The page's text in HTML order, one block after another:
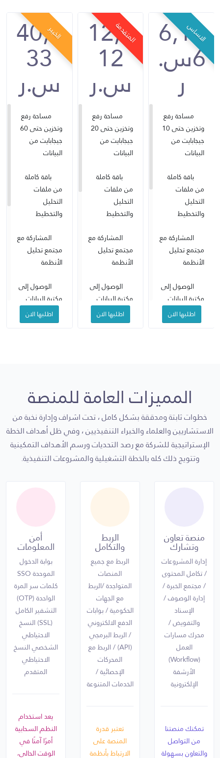
الاساس
6,18
6س.
ر
مساحة رفع
وتخزين حتى 10
جيجابايت من
البيانات
باقة كاملة
من ملفات
التحليل
والتخطيط
المشاركة مع
مجتمع تحليل
الأنظمة
الوصول إلى
مكتبة البيانات
العامة ومصادر
تحليل النظم
استشارين لإدارة
تحليل الأعمال
والنظام
ومطلوب
اطلبها الان
المتقدمة
12,0
12
س.ر
مساحة رفع
وتخزين حتى 20
جيجابايت من
البيانات
باقة كاملة
من ملفات
التحليل
والتخطيط
المشاركة مع
مجتمع تحليل
الأنظمة
الوصول إلى
مكتبة البيانات
العامة ومصادر
تحليل النظم
حتى 6
لتحليل الأعمال
والنظام
الدعم الفني
اطلبها الان
الخبير
40,3
33
س.ر
مساحة رفع
وتخزين حتى 60
جيجابايت من
البيانات
باقة كاملة
من ملفات
التحليل
والتخطيط
المشاركة مع
مجتمع تحليل
الأنظمة
الوصول إلى
مكتبة البيانات
العامة ومصادر
تحليل النظم
جميع
يقومون بالعمل
بالنيابة عنك
الدعم الفني
اطلبها الان
المميزات العامة للمنصة
خطوات ثابتة ومدققة بشكل كامل ، تحت اشراف وإدارة نخبة من
الاستشاريين والعلماء والخبراء التنفيذيين ، وفي ظل أهداف الخطة
الإستراتيجية للشركة مع رصد التحديات ورسم الأهداف التمكينية
وتتويج ذلك كله بالخطة التشغيلية والمشروعات التنفيذية.
منصة تعاون
وتشارك
إدارة المشروعات
/ تكامل المحتوى
/ مجتمع الخبرة /
إدارة الوصوف /
الإسناد
والتفويض /
محرك مسارات
العمل
(Workflow)
الأرشفة
الإلكترونية
تمكنك منصتنا
من التواصل
والتعاون بسهولة
الربط
والتكامل
الربط مع جميع
المنصات
المتواجدة /الربط
مع الجهات
الحكومية / بوابات
الدفع الالكتروني
/ الربط البرمجي
(API) / الربط مع
المحركات
الإحصائية /
الخدمات المتنوعة
تعتبر قدرة
المنصة على
الارتباط بأنظمة
أمن
المعلومات
بوابة الدخول
الموحدة SSO
كلمات سر المرة
الواحدة (OTP)
التشفير الكامل
(SSL) النسخ
الاحتياطي
الشخصي النسخ
الاحتياطي
المتقدم
يعد استخدام
النظم السحابية
أمرًا آمنًا في
الوقت الحالي،